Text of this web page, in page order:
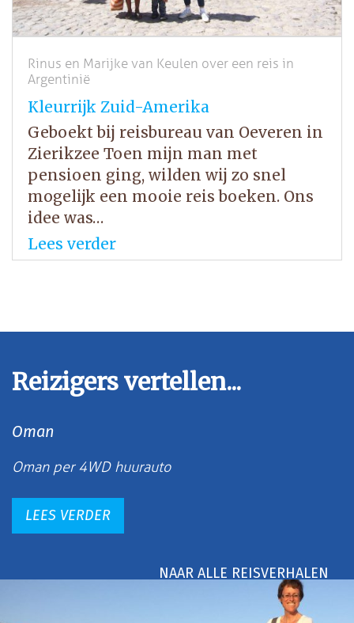
Rinus en Marijke van Keulen over een reis in
Argentinië
Kleurrijk Zuid-Amerika
Geboekt bij reisbureau van Oeveren in
Zierikzee Toen mijn man met
pensioen ging, wilden wij zo snel
mogelijk een mooie reis boeken. Ons
idee was…
Lees verder
Reizigers vertellen...
Oman
Oman per 4WD huurauto
LEES VERDER
NAAR ALLE REISVERHALEN